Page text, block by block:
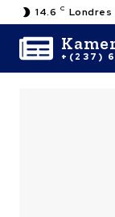
14.6 C Londres
+(237)